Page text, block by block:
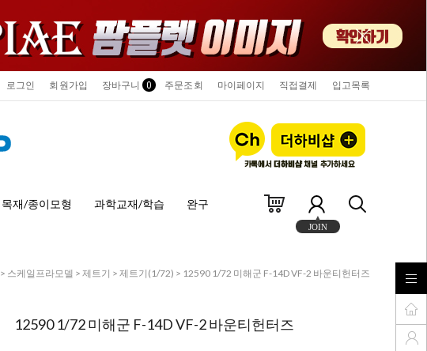
로그인 회원가입 장바구니 0 주문조회 마이페이지 직접결제 입고목록
목재/종이모형 과학교재/학습 완구
JOIN
> 스케일프라모델 > 제트기 > 제트기(1/72) > 12590 1/72 미해군 F-14D VF-2 바운티헌터즈
12590 1/72 미해군 F-14D VF-2 바운티헌터즈